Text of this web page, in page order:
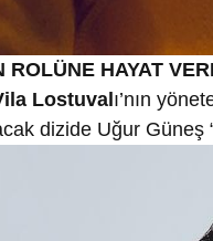
ROLÜNE HAYAT
Lostuval ı’nın
dizide Uğur Güneş